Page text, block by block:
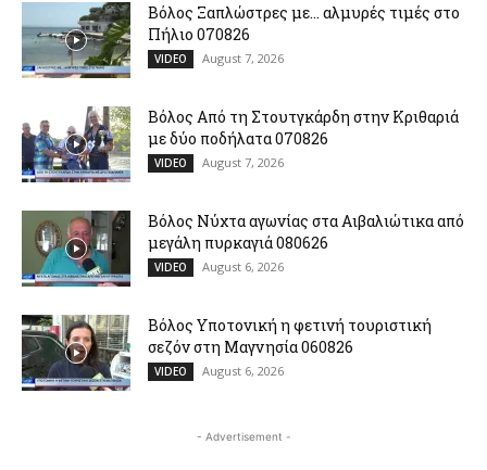
Βόλος Ξαπλώστρες με… αλμυρές τιμές στο
Πήλιο 070826
VIDEO August 7, 2026
Βόλος Από τη Στουτγκάρδη στην Κριθαριά
με δύο ποδήλατα 070826
VIDEO August 7, 2026
Βόλος Νύχτα αγωνίας στα Αιβαλιώτικα από
μεγάλη πυρκαγιά 080626
VIDEO August 6, 2026
Βόλος Υποτονική η φετινή τουριστική
σεζόν στη Μαγνησία 060826
VIDEO August 6, 2026
- Advertisement -